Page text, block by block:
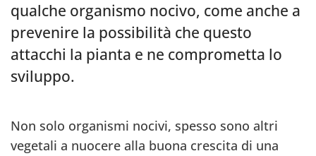
qualche organismo nocivo, come anche a
prevenire la possibilità che questo
attacchi la pianta e ne comprometta lo
sviluppo.
Non solo organismi nocivi, spesso sono altri
vegetali a nuocere alla buona crescita di una